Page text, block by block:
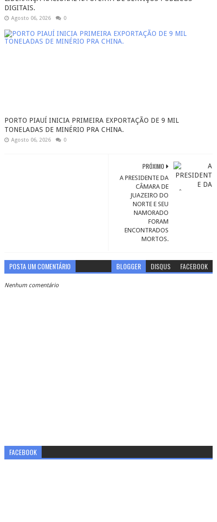
DIGITAIS.
Agosto 06, 2026 0
PORTO PIAUÍ INICIA PRIMEIRA EXPORTAÇÃO DE 9 MIL
TONELADAS DE MINÉRIO PRA CHINA.
Agosto 06, 2026 0
PRÓXIMO
A PRESIDENTE DA
CÂMARA DE
JUAZEIRO DO
NORTE E SEU
NAMORADO
FORAM
ENCONTRADOS
MORTOS.
POSTA UM COMENTÁRIO BLOGGER DISQUS FACEBOOK
Nenhum comentário
FACEBOOK